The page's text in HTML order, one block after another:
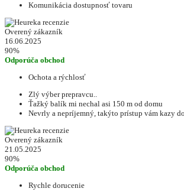
Komunikácia dostupnosť tovaru
Overený zákazník
16.06.2025
90%
Odporúča obchod
Ochota a rýchlosť
Zlý výber prepravcu..
Ťažký balík mi nechal asi 150 m od domu
Nevrly a nepríjemný, takýto prístup vám kazy
Overený zákazník
21.05.2025
90%
Odporúča obchod
Rychle dorucenie